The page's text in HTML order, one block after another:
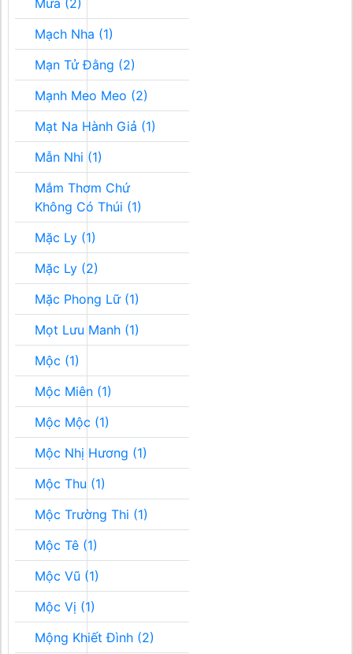
Mưa (2)
Mạch Nha (1)
Mạn Tử Đằng (2)
Mạnh Meo Meo (2)
Mạt Na Hành Giả (1)
Mẫn Nhi (1)
Mắm Thơm Chứ
Không Có Thúi (1)
Mặc Ly (1)
Mặc Ly (2)
Mặc Phong Lữ (1)
Mọt Lưu Manh (1)
Mộc (1)
Mộc Miên (1)
Mộc Mộc (1)
Mộc Nhị Hương (1)
Mộc Thu (1)
Mộc Trường Thi (1)
Mộc Tê (1)
Mộc Vũ (1)
Mộc Vị (1)
Mộng Khiết Đình (2)